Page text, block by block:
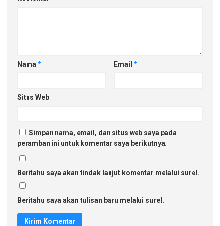
Nama * Email *
Situs Web
Simpan nama, email, dan situs web saya pada
peramban ini untuk komentar saya berikutnya.
Beritahu saya akan tindak lanjut komentar melalui surel.
Beritahu saya akan tulisan baru melalui surel.